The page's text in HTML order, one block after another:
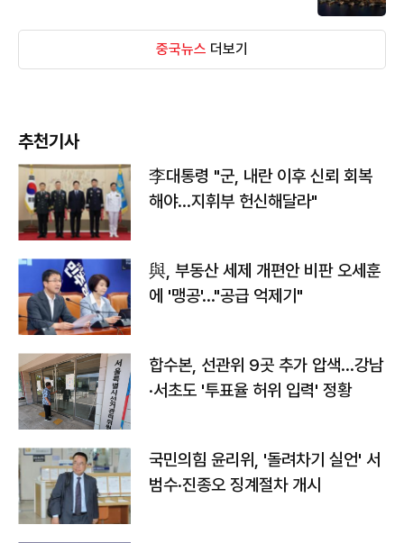
중국뉴스 더보기
추천기사
李대통령 "군, 내란 이후 신뢰 회복
해야…지휘부 헌신해달라"
與, 부동산 세제 개편안 비판 오세훈
에 '맹공'…"공급 억제기"
합수본, 선관위 9곳 추가 압색…강남
·서초도 '투표율 허위 입력' 정황
국민의힘 윤리위, '돌려차기 실언' 서
범수·진종오 징계절차 개시